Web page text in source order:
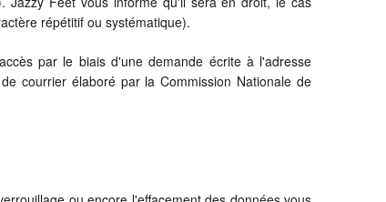
répétitif ou systématique).
par le biais d'une demande écrite à l'adresse
courrier élaboré par la Commission Nationale de